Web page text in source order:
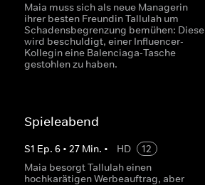
Maia muss sich als neue Managerin
ihrer besten Freundin Tallulah um
Schadensbegrenzung bemühen: Diese
wird beschuldigt, einer Influencer-
Kollegin eine Balenciaga-Tasche
gestohlen zu haben.
Spieleabend
S1 Ep.6 •27 Min. • HD
12
Maia besorgt Tallulah einen
hochkarätigen Werbeauftrag, aber